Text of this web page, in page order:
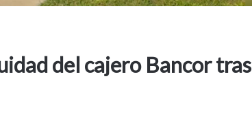
del cajero Bancor tras